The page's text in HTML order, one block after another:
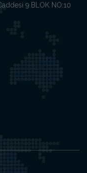
9.BLOK NO:10